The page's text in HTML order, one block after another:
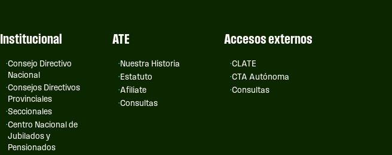
Institucional
Consejo Directivo
Nacional
Consejos Directivos
Provinciales
Seccionales
Centro Nacional de
Jubilados y
Pensionados
ATE
Nuestra Historia
Estatuto
Afiliate
Consultas
Accesos externos
CLATE
CTA Autónoma
Consultas